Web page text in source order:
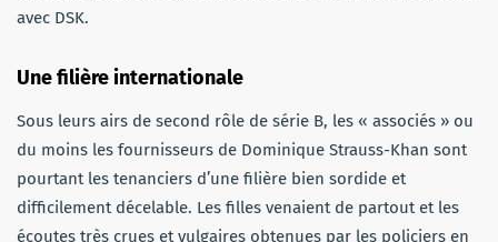
avec DSK.
Une filière internationale
Sous leurs airs de second rôle de série B, les « associés » ou
du moins les fournisseurs de Dominique Strauss-Khan sont
pourtant les tenanciers d’une filière bien sordide et
difficilement décelable. Les filles venaient de partout et les
écoutes très crues et vulgaires obtenues par les policiers en